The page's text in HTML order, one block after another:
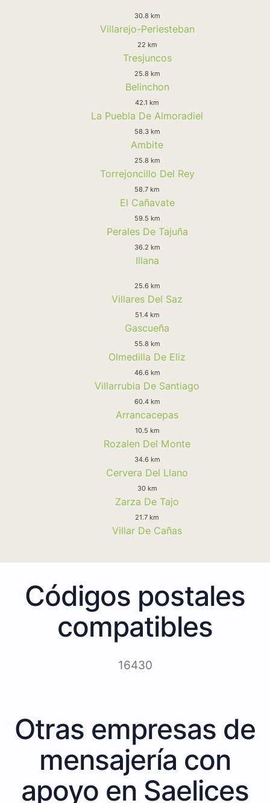
30.8 km
Villarejo-Periesteban
22 km
Tresjuncos
25.8 km
Belinchon
42.1 km
La Puebla De Almoradiel
58.3 km
Ambite
25.8 km
Torrejoncillo Del Rey
58.7 km
El Cañavate
59.5 km
Perales De Tajuña
36.2 km
Illana
25.6 km
Villares Del Saz
51.4 km
Gascueña
55.8 km
Olmedilla De Eliz
46.6 km
Villarrubia De Santiago
60.4 km
Arrancacepas
10.5 km
Rozalen Del Monte
34.6 km
Cervera Del Llano
30 km
Zarza De Tajo
21.7 km
Villar De Cañas
Códigos postales
compatibles
16430
Otras empresas de
mensajería con
apoyo en Saelices